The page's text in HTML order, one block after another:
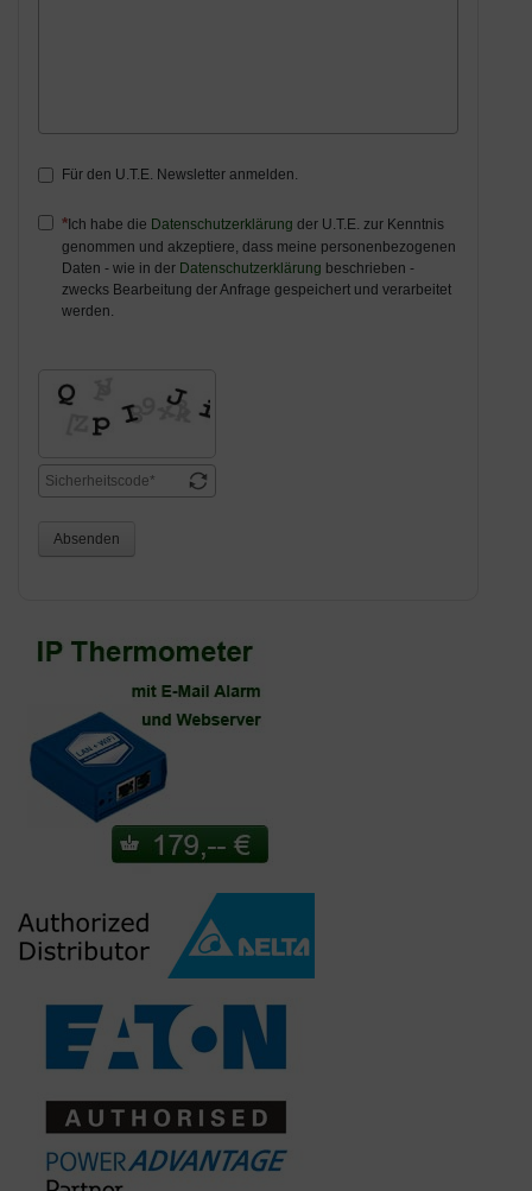
Für den U.T.E. Newsletter anmelden.
Ich habe die Datenschutzerklärung der U.T.E. zur Kenntnis
genommen und akzeptiere, dass meine personenbezogenen
Daten - wie in der Datenschutzerklärung beschrieben -
zwecks Bearbeitung der Anfrage gespeichert und verarbeitet
werden.
Absenden